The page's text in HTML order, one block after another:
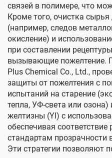
связей в полимере, что
Кроме того, очистка
(например, следов
окисление) и
при составлении
вызывающие пожелтение.
Plus Chemical Co., Ltd.,
защиты от пожелтения с
испытаний на старение
тепла, УФ-света или
желтизны (YI) с
обеспечивая соответствие
стандартам прозрачности
Эти стратегии позволяют